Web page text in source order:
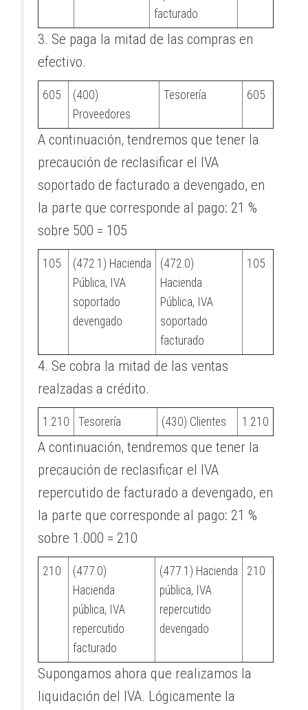
facturado
3. Se paga la mitad de las compras en
efectivo.
605
(400)
Proveedores
Tesorería 605
A continuación, tendremos que tener la
precaución de reclasificar el IVA
soportado de facturado a devengado, en
la parte que corresponde al pago: 21 %
sobre 500 = 105
105
(472.1) Hacienda
Pública, IVA
soportado
devengado
(472.0)
Hacienda
Pública, IVA
soportado
facturado
105
4. Se cobra la mitad de las ventas
realzadas a crédito.
1.210 Tesorería (430) Clientes 1.210
A continuación, tendremos que tener la
precaución de reclasificar el IVA
repercutido de facturado a devengado, en
la parte que corresponde al pago: 21 %
sobre 1.000 = 210
210
(477.0)
Hacienda
pública, IVA
repercutido
facturado
(477.1) Hacienda
pública, IVA
repercutido
devengado
210
Supongamos ahora que realizamos la
liquidación del IVA. Lógicamente la